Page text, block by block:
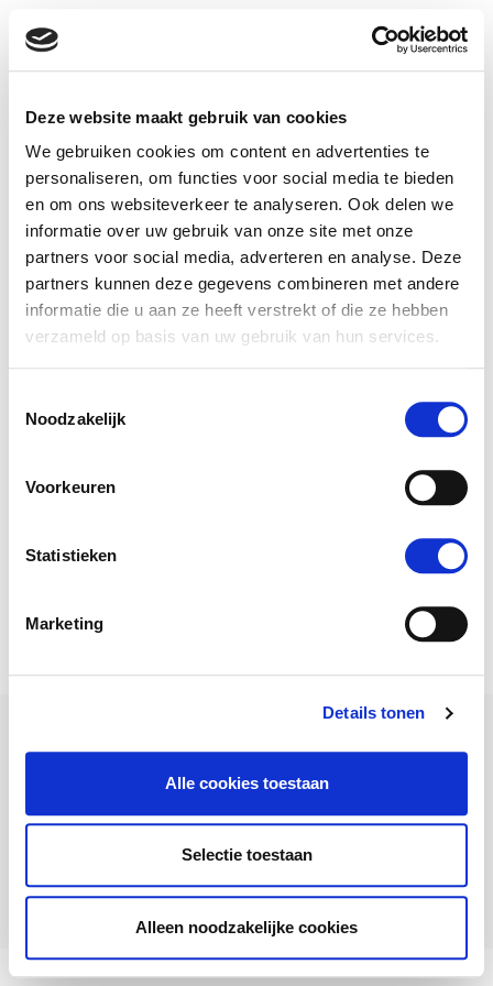
Deze website maakt gebruik van cookies
We gebruiken cookies om content en advertenties te
personaliseren, om functies voor social media te bieden
en om ons websiteverkeer te analyseren. Ook delen we
informatie over uw gebruik van onze site met onze
partners voor social media, adverteren en analyse. Deze
partners kunnen deze gegevens combineren met andere
informatie die u aan ze heeft verstrekt of die ze hebben
verzameld op basis van uw gebruik van hun services.
Noodzakelijk
Voorkeuren
Statistieken
Marketing
Details tonen
Alle cookies toestaan
Selectie toestaan
Alleen noodzakelijke cookies
Loes van Driel
Ben je benieuwd naar de mogelijkheden voor een
samenwerking? Neem dan contact met me op. Dat kan via
hello@loesvandriel.com, of het contactformulier hieronder.
Naam:
E-mailadres:
Verstuur bericht
© Copyright 2021. All Rights Reserved